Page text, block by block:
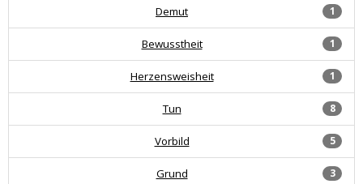
1
Demut
1
Bewusstheit
1
Herzensweisheit
8
Tun
5
Vorbild
3
Grund